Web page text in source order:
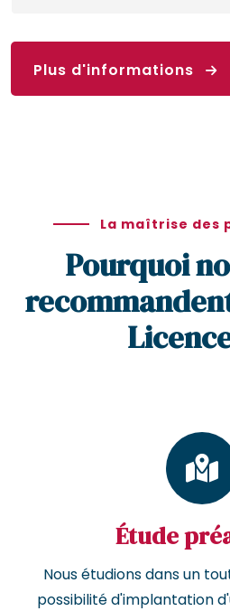
Plus d'informations
La maîtrise des
Pourquoi
Étude
Nous étudions dans un
possibilité d'implantation